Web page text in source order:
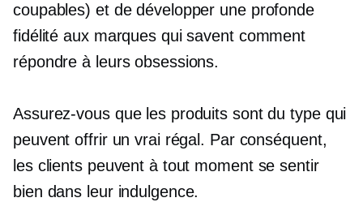
coupables) et de développer une profonde
fidélité aux marques qui savent comment
répondre à leurs obsessions.
Assurez-vous que les produits sont du type qui
peuvent offrir un vrai régal. Par conséquent,
les clients peuvent à tout moment se sentir
bien dans leur indulgence.